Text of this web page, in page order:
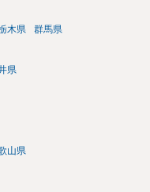
木県 群馬県
県
山県